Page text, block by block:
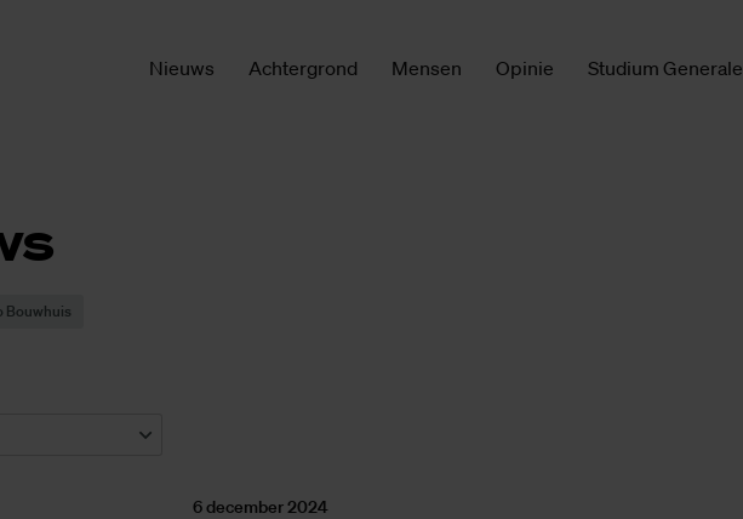
Nieuws Achtergrond Mensen Opinie Studium Generale
Bouwhuis
6 december 2024